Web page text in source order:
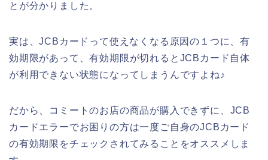
とが分かりました。
実は、JCBカードって使えなくなる原因の１つに、有
効期限があって、有効期限が切れるとJCBカード自体
が利用できない状態になってしまうんですよね♪
だから、コミートのお店の商品が購入できずに、JCB
カードエラーでお困りの方は一度ご自身のJCBカード
の有効期限をチェックされてみることをオススメしま